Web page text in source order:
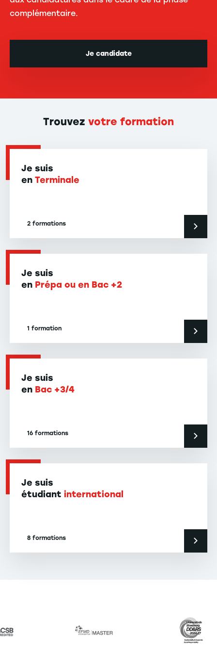
complémentaire.
Je candidate
Trouvez votre formation
Je suis
en Terminale
2 formations
Je suis
en Prépa ou en Bac +2
1 formation
Je suis
en Bac +3/4
16 formations
Je suis
étudiant international
8 formations